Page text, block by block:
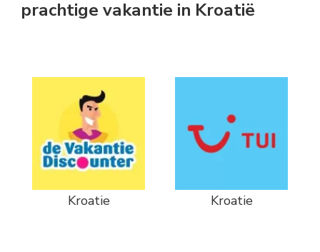
prachtige vakantie in Kroatië
Kroatie Kroatie